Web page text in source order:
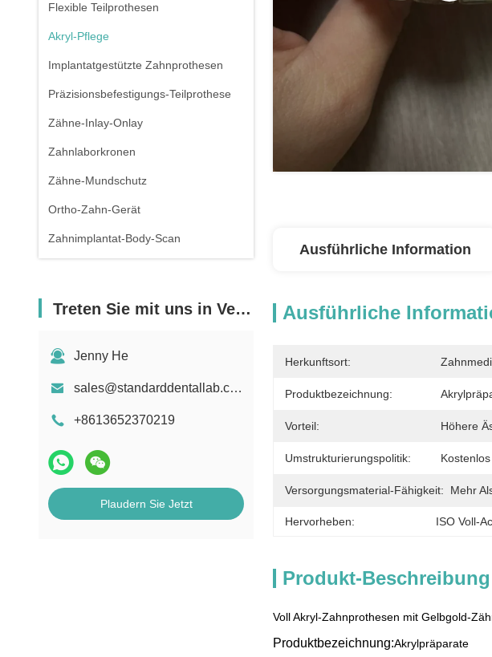
Flexible Teilprothesen
Akryl-Pflege
Implantatgestützte Zahnprothesen
Präzisionsbefestigungs-Teilprothese
Zähne-Inlay-Onlay
Zahnlaborkronen
Zähne-Mundschutz
Ortho-Zahn-Gerät
Zahnimplantat-Body-Scan
Treten Sie mit uns in Verbindung
Jenny He
sales@standarddentallab.com
+8613652370219
Plaudern Sie Jetzt
Ausführliche Information
Ausführliche
Herkunftsort:
Produktbezeichnung:
Vorteil: Höhere
Umstrukturierungspolitik: Kostenlos
Versorgungsmaterial-Fähigkeit: Mehr
Hervorheben: ISO Voll-
Produkt-Beschreibung
Voll Akryl-Zahnprothesen mit Gelbgold-
Produktbezeichnung:Akrylpräparate